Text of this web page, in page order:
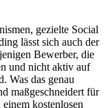
gezielte Social
lässt sich auch der
Bewerber, die
und nicht aktiv auf
Was das genau
maßgeschneidert für
kostenlosen